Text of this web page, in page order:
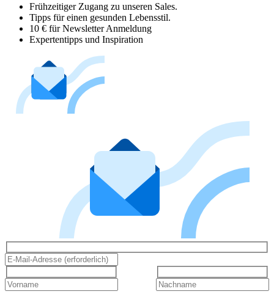
Frühzeitiger Zugang zu unseren Sales.
Tipps für einen gesunden Lebensstil.
10 € für Newsletter Anmeldung
Expertentipps und Inspiration